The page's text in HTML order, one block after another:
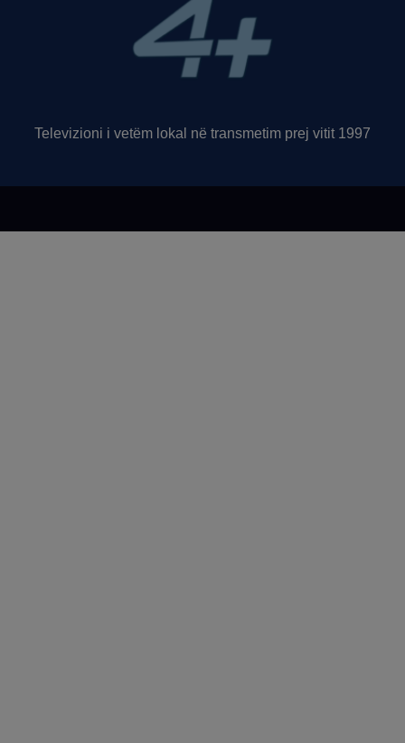
Televizioni i vetëm lokal në transmetim prej vitit 1997